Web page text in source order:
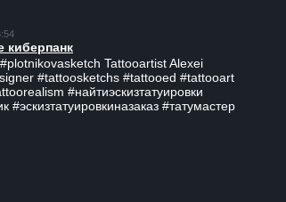
киберпанк
Tattooartist Alexei
#tattoosketchs #tattooed #tattooart
#найтиэскизтатуировки
#эскизтатуировкиназаказ #татумастер